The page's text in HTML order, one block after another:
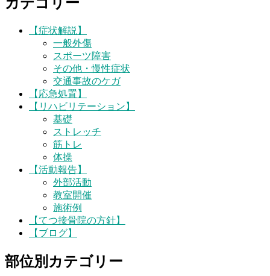
【症状解説】
一般外傷
スポーツ障害
その他・慢性症状
交通事故のケガ
【応急処置】
【リハビリテーション】
基礎
ストレッチ
筋トレ
体操
【活動報告】
外部活動
教室開催
施術例
【てつ接骨院の方針】
【ブログ】
部位別カテゴリー